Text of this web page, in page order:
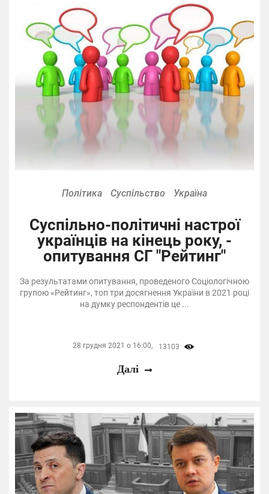
Політика Суспільство Україна
Суспільно-політичні настрої
українців на кінець року, -
опитування СГ "Рейтинг"
За результатами опитування, проведеного Соціологічною
групою «Рейтинг», топ три досягнення України в 2021 році
на думку респондентів це ...
28 грудня 2021 о 16:00, 13103
Далі